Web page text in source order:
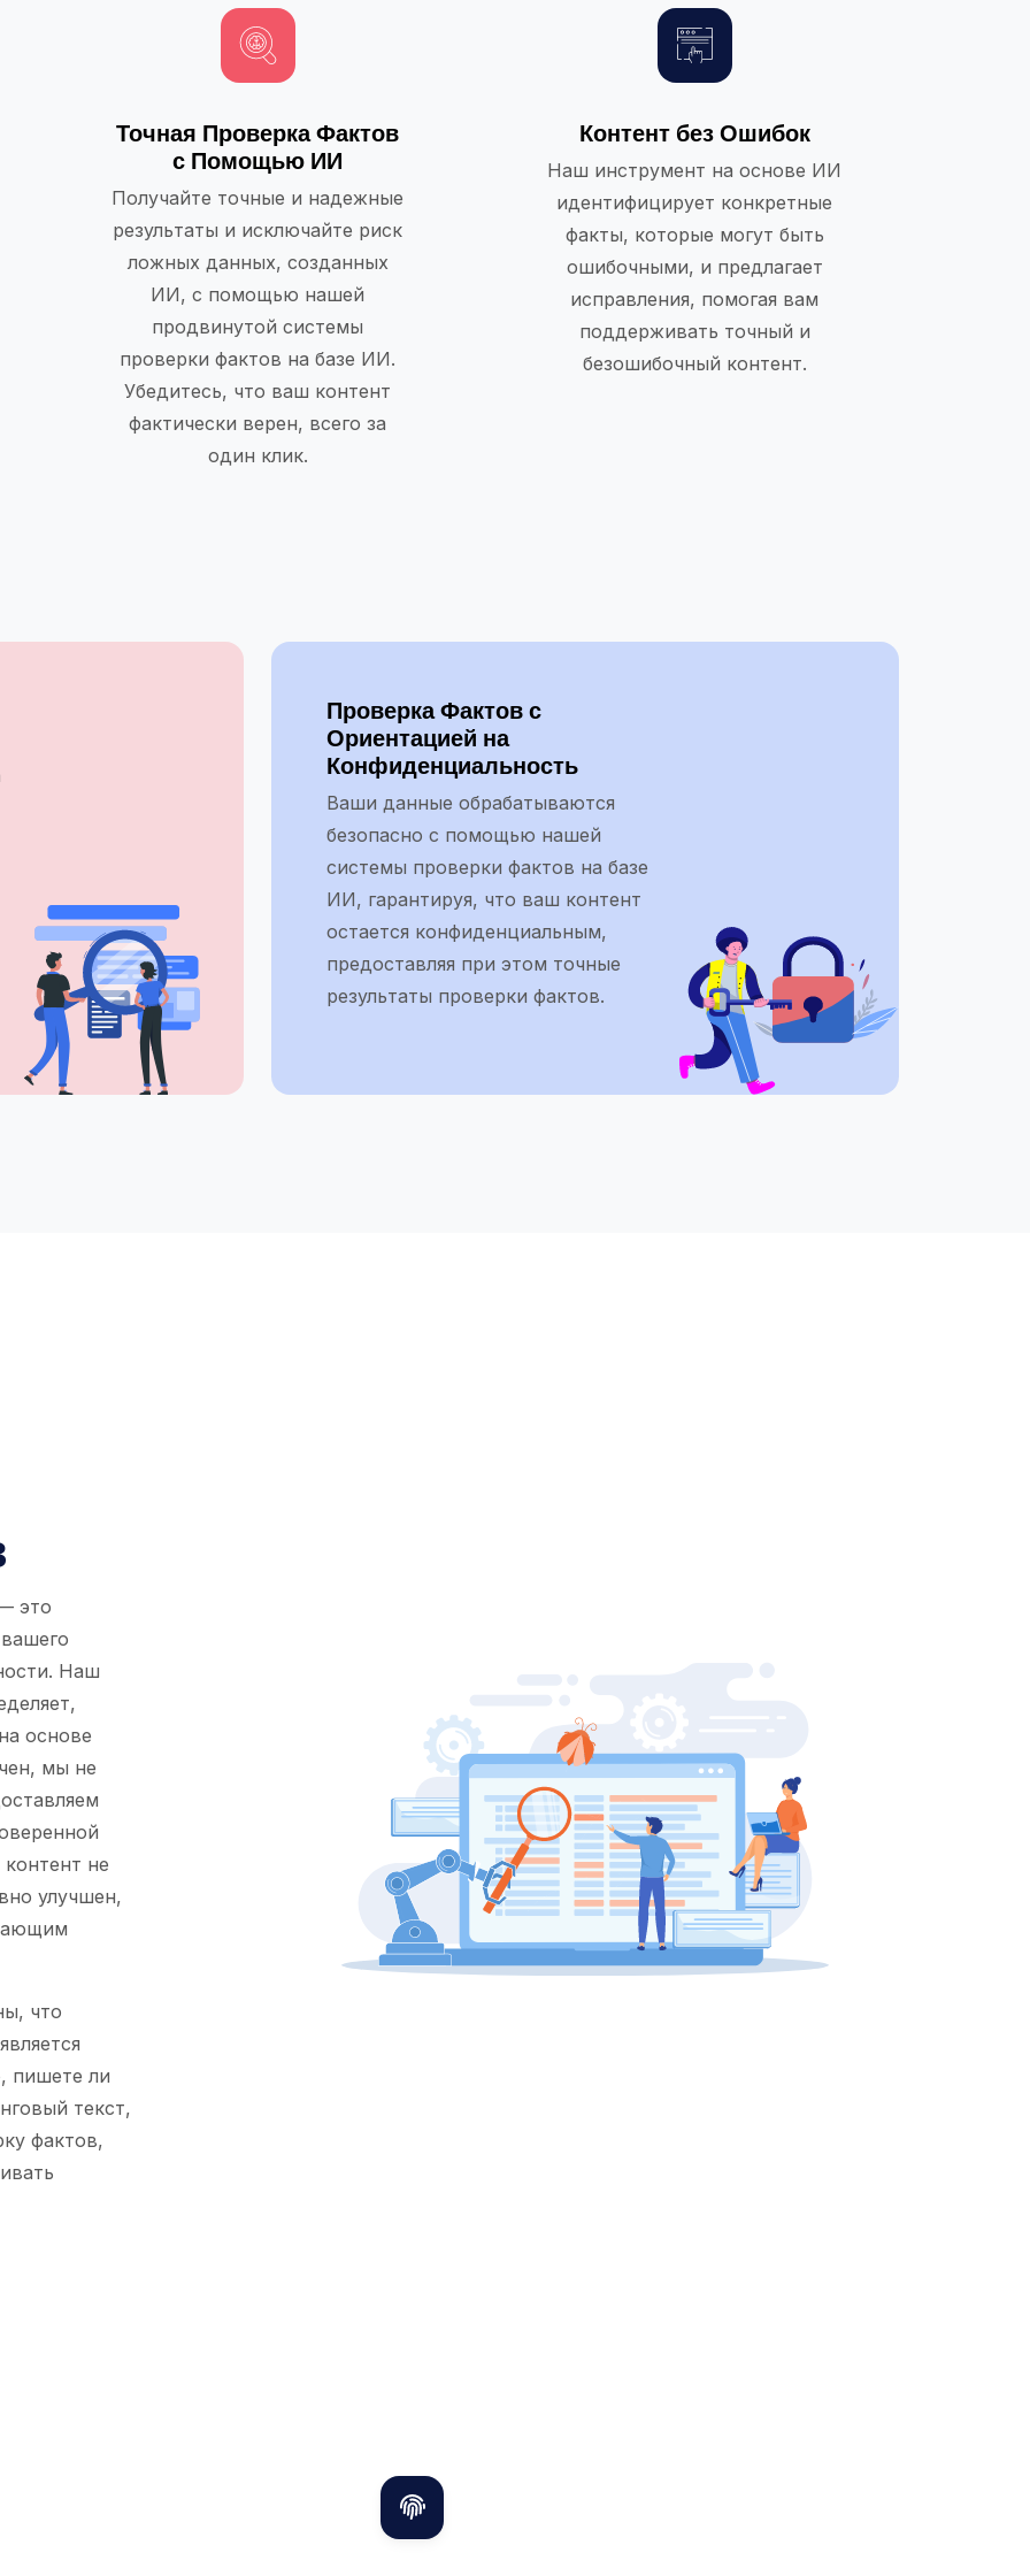
Точная Проверка Фактов
с Помощью ИИ
Получайте точные и надежные
результаты и исключайте риск
ложных данных, созданных
ИИ, с помощью нашей
продвинутой системы
проверки фактов на базе ИИ.
Убедитесь, что ваш контент
фактически верен, всего за
один клик.
Контент без Ошибок
Наш инструмент на основе ИИ
идентифицирует конкретные
факты, которые могут быть
ошибочными, и предлагает
исправления, помогая вам
поддерживать точный и
безошибочный контент.
Проверка Фактов с
Ориентацией на
Конфиденциальность
Ваши данные обрабатываются
безопасно с помощью нашей
системы проверки фактов на базе
ИИ, гарантируя, что ваш контент
остается конфиденциальным,
предоставляя при этом точные
результаты проверки фактов.
это
Наш
основе
мы не
не
улучшен,
что
пишете ли
текст,
фактов,